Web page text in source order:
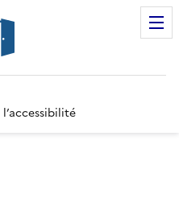
Twitter)